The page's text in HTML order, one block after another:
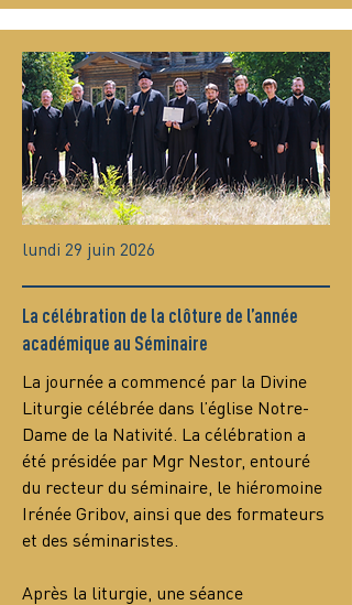
lundi 29 juin 2026
La célébration de la clôture de l’année
académique au Séminaire
La journée a commencé par la Divine
Liturgie célébrée dans l’église Notre-
Dame de la Nativité. La célébration a
été présidée par Mgr Nestor, entouré
du recteur du séminaire, le hiéromoine
Irénée Gribov, ainsi que des formateurs
et des séminaristes.
Après la liturgie, une séance